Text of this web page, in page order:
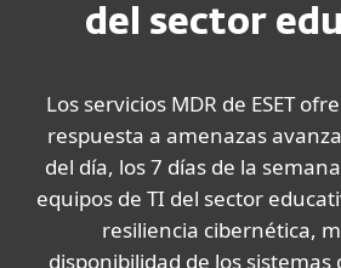
del sector
Los servicios MDR de ESET
respuesta a amenazas
del día, los 7 días de la
equipos de TI del sector
resiliencia cibernética,
disponibilidad de los sistemas